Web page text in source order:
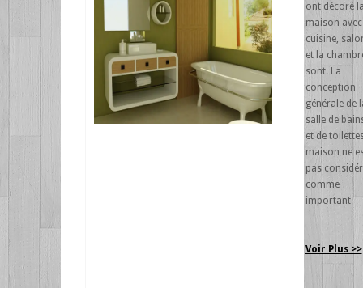
ont décoré
maison avec
cuisine,
et la
sont. La
conception
générale de
salle de
et de
maison ne
pas
comme
important
Voir Plus >>